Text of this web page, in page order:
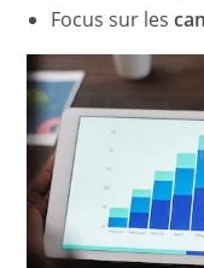
Focus sur les